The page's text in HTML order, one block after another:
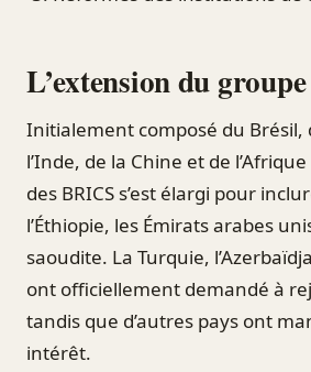
L’extension du
Initialement composé du Brésil,
l’Inde, de la Chine et de
des BRICS s’est élargi pour
l’Éthiopie, les Émirats arabes
saoudite. La Turquie,
ont officiellement demandé à
tandis que d’autres pays ont
intérêt.